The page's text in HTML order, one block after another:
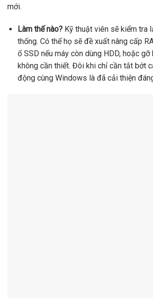
mới.
Làm thế nào?Kỹ thuật viên sẽ kiểm tra
thống. Có thể họ sẽ đề xuất nâng cấp
ổ SSD nếu máy còn dùng HDD, hoặc
không cần thiết. Đôi khi chỉ cần tắt bớt
động cùng Windows là đã cải thiện